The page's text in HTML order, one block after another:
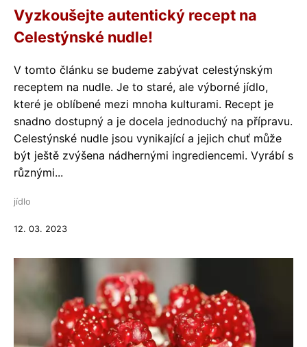
Vyzkoušejte autentický recept na
Celestýnské nudle!
V tomto článku se budeme zabývat celestýnským
receptem na nudle. Je to staré, ale výborné jídlo,
které je oblíbené mezi mnoha kulturami. Recept je
snadno dostupný a je docela jednoduchý na přípravu.
Celestýnské nudle jsou vynikající a jejich chuť může
být ještě zvýšena nádhernými ingrediencemi. Vyrábí s
různými...
jídlo
12. 03. 2023